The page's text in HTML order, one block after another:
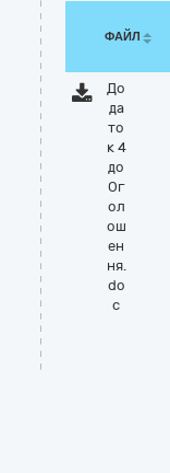
ФАЙЛ
До
да
то
к 4
до
Ог
ол
ош
ен
ня.
do
c